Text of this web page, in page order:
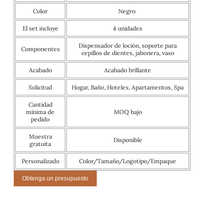
Color Negro
El set incluye 4 unidades
Componentes
Dispensador de loción, soporte para
cepillos de dientes, jabonera, vaso
Acabado Acabado brillante
Solicitud Hogar, Baño, Hoteles, Apartamentos, Spa
Cantidad
mínima de
pedido
MOQ bajo
Muestra
gratuita
Disponible
Personalizado Color/Tamaño/Logotipo/Empaque
Obtenga un presupuesto